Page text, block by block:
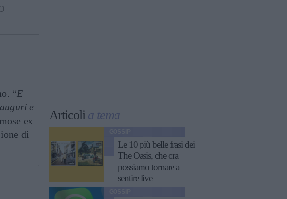
“E
e
ex
di
Articoli a tema
Le 10 più belle frasi dei
The Oasis, che ora
possiamo tornare a
sentire live